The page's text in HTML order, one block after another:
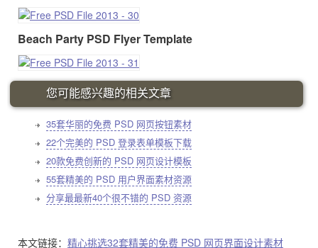
Beach Party PSD Flyer Template
您可能感兴趣的相关文章
35套华丽的免费 PSD 网页按钮素材
22个完美的 PSD 登录表单模板下载
20款免费创新的 PSD 网页设计模板
55套精美的 PSD 用户界面素材资源
分享最最新40个很不错的 PSD 资源
本文链接： 精心挑选32套精美的免费 PSD 网页界面设计素材